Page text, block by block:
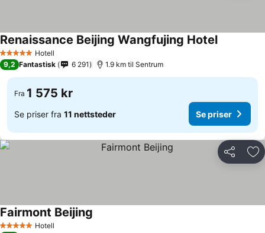
5 Stjerner Hotell
Renaissance Beijing Wangfujing HotelSe priser
9,2 Fantastisk 6 291 1.9 km til Sentrum
Fra 1 575 kr
Se priser fra 11 nettsteder Se priser
Del
5 Stjerner Hotell
Fairmont Beijing